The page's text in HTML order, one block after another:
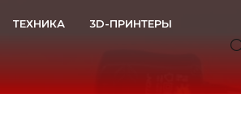
ТЕХНИКА 3D-ПРИНТЕРЫ